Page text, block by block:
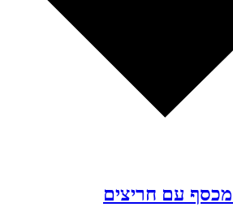
עם חריצים